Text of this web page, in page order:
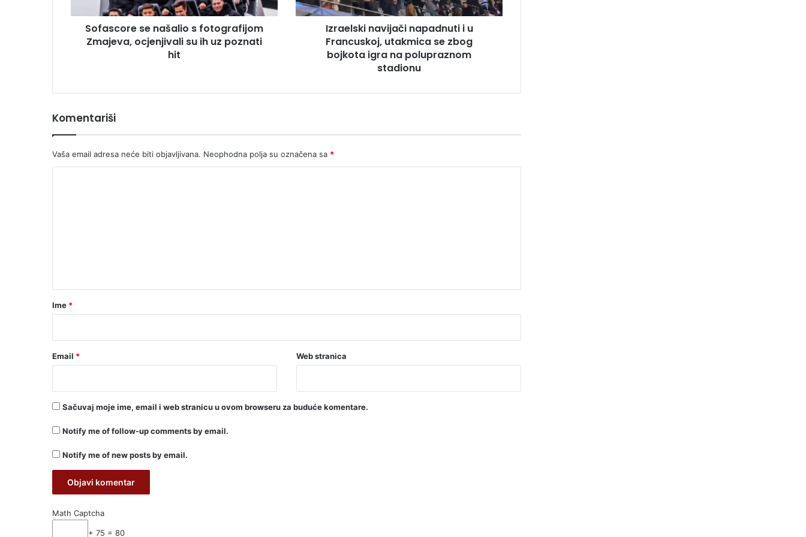
ih
poznati
Sofascore se našalio s fotografijom
Zmajeva, ocjenjivali su ih uz poznati
hit
zbog
Izraelski navijači napadnuti i u
Francuskoj, utakmica se zbog
bojkota igra na polupraznom
stadionu
Komentariši
Vaša email adresa neće biti objavljivana. Neophodna polja su označena sa *
rIme *
Email * Web stranica
Sačuvaj moje ime, email i web stranicu u ovom browseru za buduće komentare.
Notify me of follow-up comments by email.
Notify me of new posts by email.
Math Captcha
+ 75 = 80